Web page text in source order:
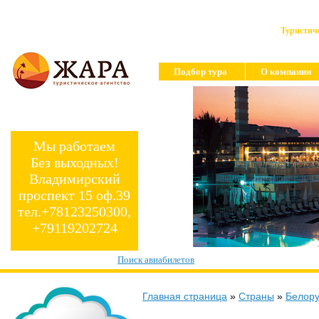
Мы работаем
Без выходных!
Владимирский
проспект 15 оф.39
тел.+78123250300,
+79119202724
Подбор тура О компании
Поиск авиабилетов
Главная страница » Страны »